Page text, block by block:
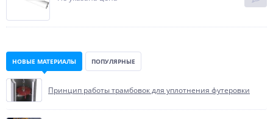
НОВЫЕ МАТЕРИАЛЫ ПОПУЛЯРНЫЕ
Принцип работы трамбовок для уплотнения футеровки